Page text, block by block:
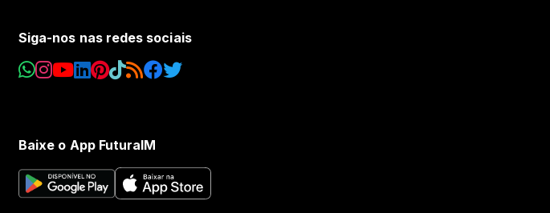
Siga-nos nas redes sociais
Baixe o App FuturaIM